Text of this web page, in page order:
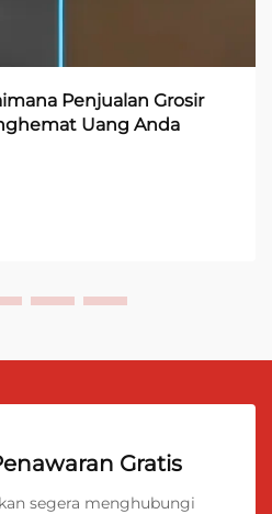
Penjualan Grosir
Uang Anda
Gratis
segera menghubungi